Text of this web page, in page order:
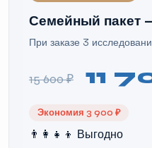
Семейный пакет
При заказе 3
15 600 ₽ 11
Экономия 3 900 ₽
👨‍👩‍👧‍👦 Выгодно